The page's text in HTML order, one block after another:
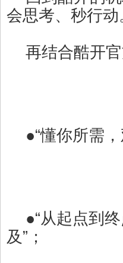
会思考、秒行动
再结合酷开
●“懂你所需，
●“从起点到终
及”；